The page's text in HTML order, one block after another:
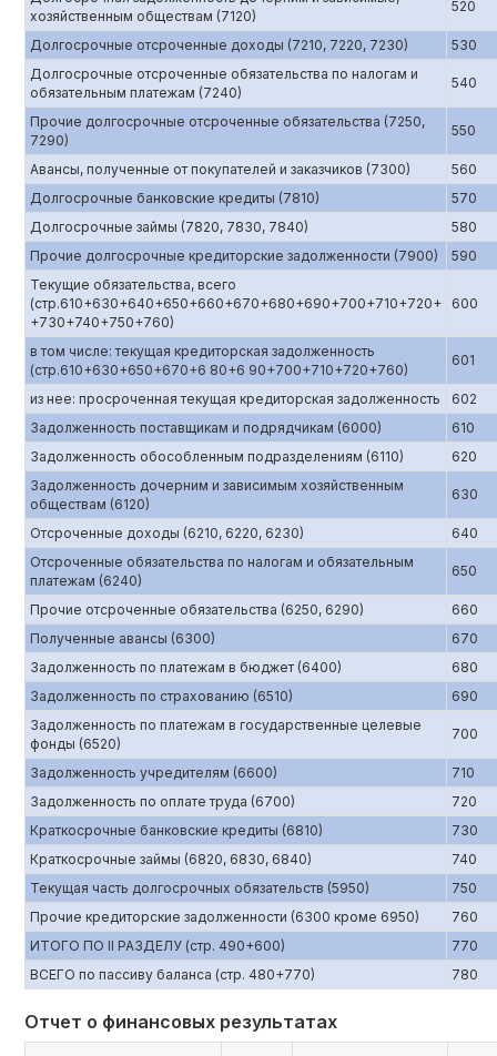
хозяйственным обществам (7120)
520
Долгосрочные отсроченные доходы (7210, 7220, 7230)
530
Долгосрочные отсроченные обязательства по налогам и
обязательным платежам (7240)
540
Прочие долгосрочные отсроченные обязательства (7250,
7290)
550
Авансы, полученные от покупателей и заказчиков (7300)
560
Долгосрочные банковские кредиты (7810)
570
Долгосрочные займы (7820, 7830, 7840)
580
Прочие долгосрочные кредиторские задолженности (7900)
590
Текущие обязательства, всего
(стр.610+630+640+650+660+670+680+690+700+710+720+
+730+740+750+760)
600
в том числе: текущая кредиторская задолженность
(стр.610+630+650+670+6 80+6 90+700+710+720+760)
601
из нее: просроченная текущая кредиторская задолженность
602
Задолженность поставщикам и подрядчикам (6000)
610
Задолженность обособленным подразделениям (6110)
620
Задолженность дочерним и зависимым хозяйственным
обществам (6120)
630
Отсроченные доходы (6210, 6220, 6230)
640
Отсроченные обязательства по налогам и обязательным
платежам (6240)
650
Прочие отсроченные обязательства (6250, 6290)
660
Полученные авансы (6300)
670
Задолженность по платежам в бюджет (6400)
680
Задолженность по страхованию (6510)
690
Задолженность по платежам в государственные целевые
фонды (6520)
700
Задолженность учредителям (6600)
710
Задолженность по оплате труда (6700)
720
Краткосрочные банковские кредиты (6810)
730
Краткосрочные займы (6820, 6830, 6840)
740
Текущая часть долгосрочных обязательств (5950)
750
Прочие кредиторские задолженности (6300 кроме 6950)
760
ИТОГО ПО II РАЗДЕЛУ (стр. 490+600)
770
ВСЕГО по пассиву баланса (стр. 480+770)
780
Отчет о финансовых результатах